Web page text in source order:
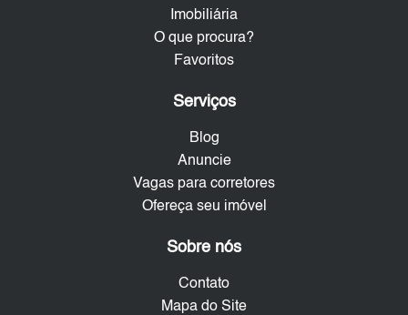
Imobiliária
O que procura?
Favoritos
Serviços
Blog
Anuncie
Vagas para corretores
Ofereça seu imóvel
Sobre nós
Contato
Mapa do Site